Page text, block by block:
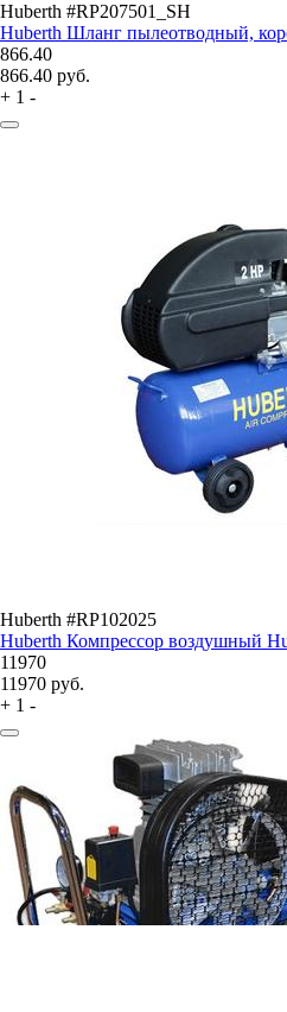
Huberth #RP207501_SH
Huberth Шланг пылеотводный,
866.40
866.40 руб.
+ 1 -
Huberth #RP102025
Huberth Компрессор воздушный
11970
11970 руб.
+ 1 -